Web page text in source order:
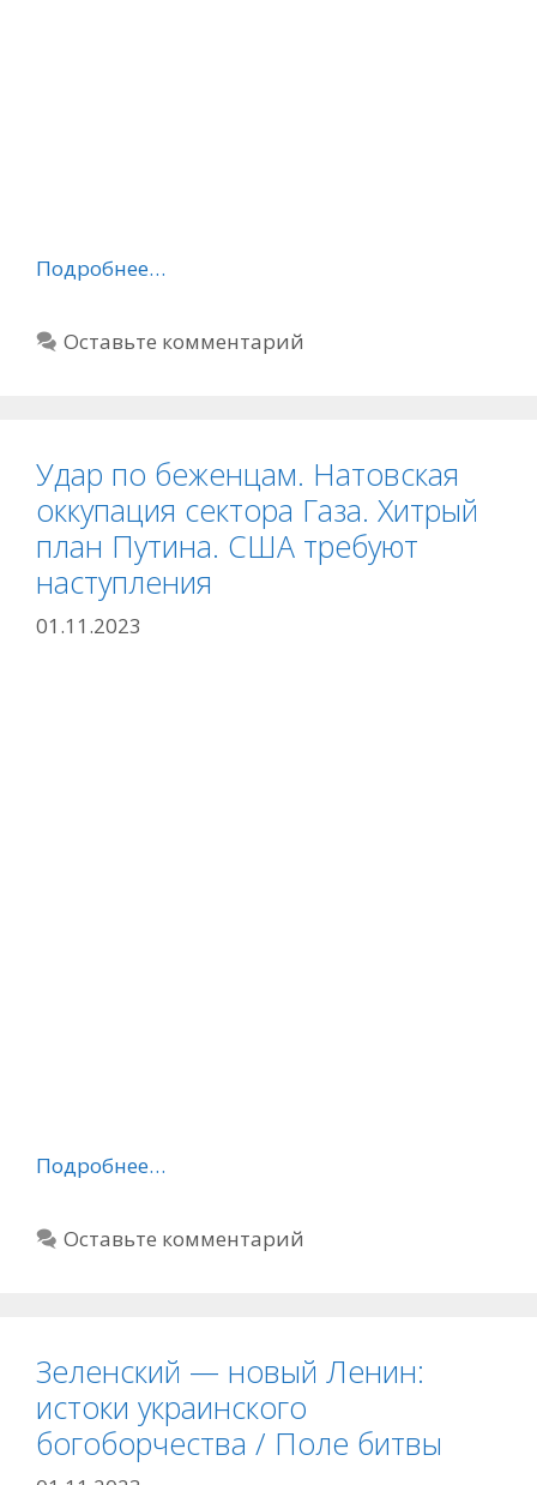
Подробнее…
Оставьте комментарий
Удар по беженцам. Натовская
оккупация сектора Газа. Хитрый
план Путина. США требуют
наступления
01.11.2023
Подробнее…
Оставьте комментарий
Зеленский — новый Ленин:
истоки украинского
богоборчества / Поле битвы